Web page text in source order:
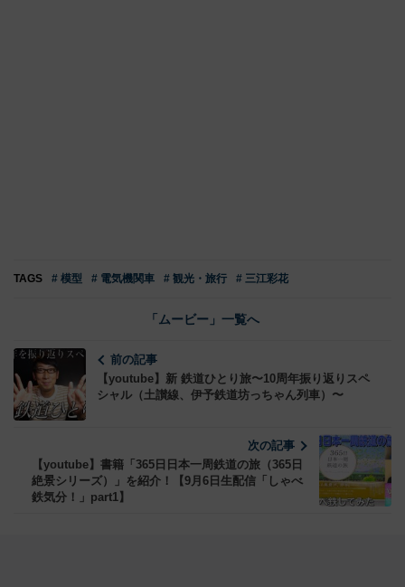
TAGS # 模型 # 電気機関車 # 観光・旅行 # 三江彩花
「ムービー」一覧へ
前の記事
【youtube】新 鉄道ひとり旅〜10周年振り返りスペ
シャル（土讃線、伊予鉄道坊っちゃん列車）〜
次の記事
【youtube】書籍「365日日本一周鉄道の旅（365日
絶景シリーズ）」を紹介！【9月6日生配信「しゃべ
鉄気分！」part1】